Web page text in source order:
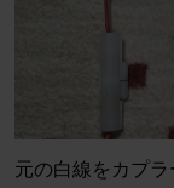
元の白線をカプ